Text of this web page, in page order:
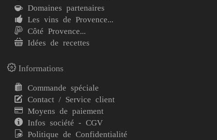
Domaines partenaires
Les vins de Provence...
Côté Provence...
Idées de recettes
Informations
Commande spéciale
Contact / Service client
Moyens de paiement
Infos société - CGV
Politique de Confidentialité